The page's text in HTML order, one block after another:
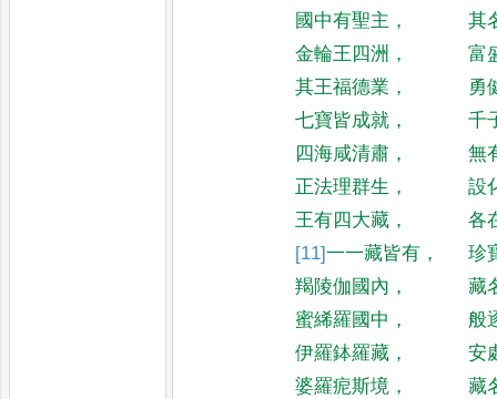
國中有聖主 ，
其
金輪王四洲 ，
富
其王福德業 ，
勇
七寶皆成就 ，
千
四海咸清肅 ，
無
正法理群生 ，
設
王有四大藏 ，
各
[11]一一藏皆有 ，
珍
羯陵伽國內 ，
藏
蜜絺羅國中 ，
般
伊羅鉢羅藏 ，
安
婆羅痆斯境 ，
藏